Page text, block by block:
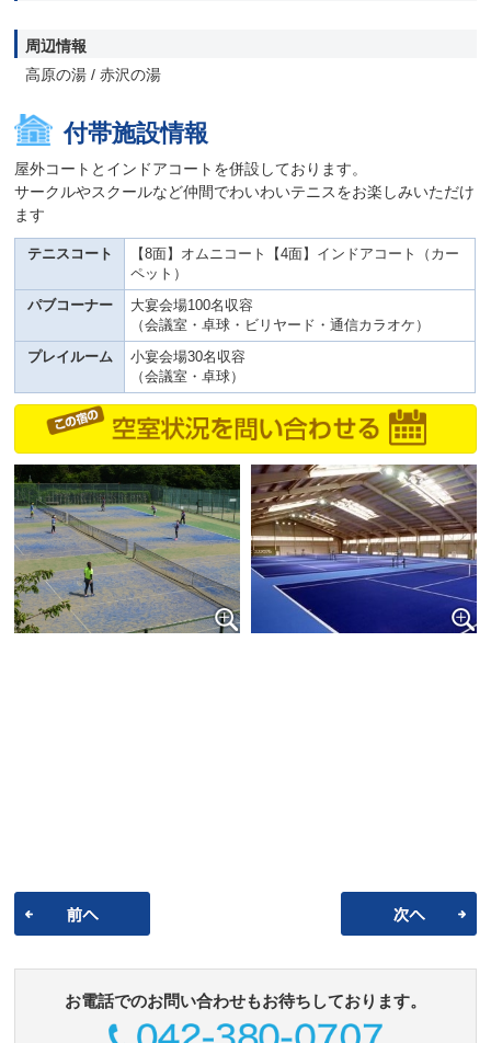
周辺情報
高原の湯 / 赤沢の湯
付帯施設情報
屋外コートとインドアコートを併設しております。
サークルやスクールなど仲間でわいわいテニスをお楽しみいただけ
ます
テニスコート
【8面】オムニコート【4面】インドアコート（カー
ペット）
パブコーナー
大宴会場100名収容
（会議室・卓球・ビリヤード・通信カラオケ）
プレイルーム
小宴会場30名収容
（会議室・卓球）
お電話でのお問い合わせもお待ちしております。